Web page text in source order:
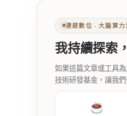
漫遊數位 ‧ 大腦算力
我持續探索
如果這篇文章或工具
技術研發基金，讓我